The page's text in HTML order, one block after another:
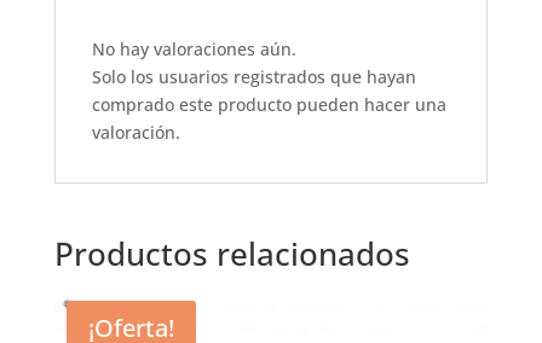
o
o
k
p
p
No hay valoraciones aún.
Solo los usuarios registrados que hayan
comprado este producto pueden hacer una
valoración.
Productos relacionados
¡Oferta!